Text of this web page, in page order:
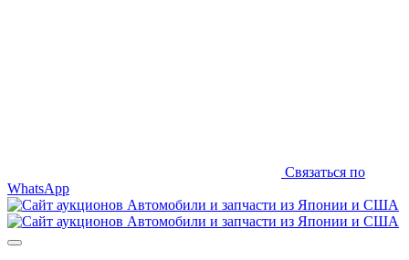
Связаться по
WhatsApp